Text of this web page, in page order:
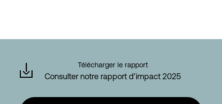
Connexion
Télécharger le rapport
Consulter notre rapport d’impact 2025